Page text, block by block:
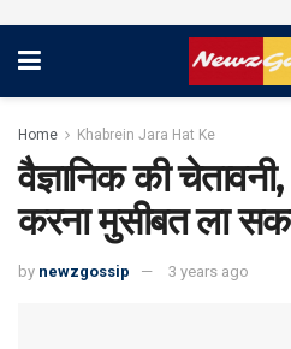
Home Khabrein Jara Hat Ke
वैज्ञानिक की
करना मुसीबत ला
by newzgossip 3 years ago